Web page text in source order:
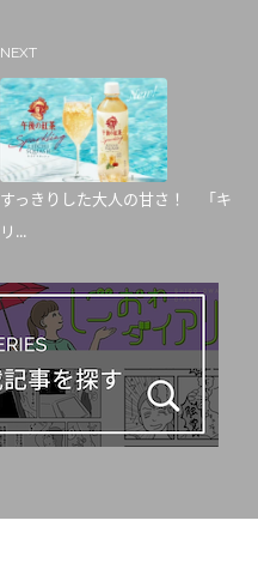
NEXT
すっきりした大人の甘さ！ 「キ
リ...